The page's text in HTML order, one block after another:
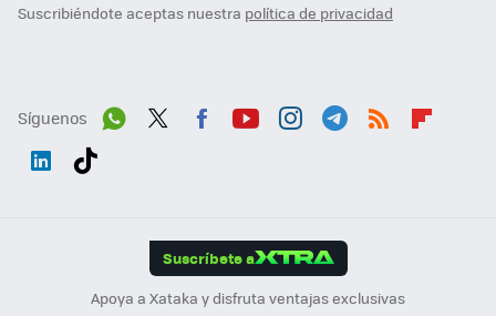
Suscribiéndote aceptas nuestra política de privacidad
Síguenos
Suscríbete a
Apoya a Xataka y disfruta ventajas exclusivas